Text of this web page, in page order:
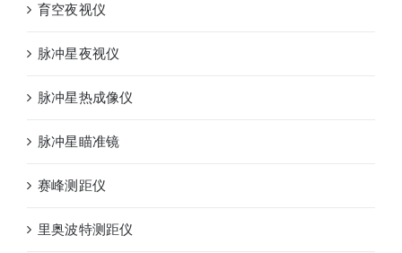
育空夜视仪
脉冲星夜视仪
脉冲星热成像仪
脉冲星瞄准镜
赛峰测距仪
里奥波特测距仪